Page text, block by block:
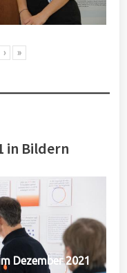
› »
in Bildern
Dezember 2021